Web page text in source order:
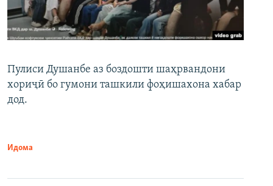
Пулиси Душанбе аз боздошти шаҳрвандони
хориҷӣ бо гумони ташкили фоҳишахона хабар
дод.
Идома